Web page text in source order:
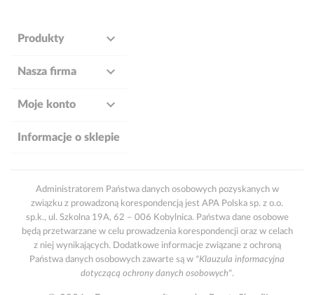
Produkty 
Nasza firma 
Moje konto 
Informacje o sklepie
Administratorem Państwa danych osobowych pozyskanych w
związku z prowadzoną korespondencją jest APA Polska sp. z o.o.
sp.k., ul. Szkolna 19A, 62 – 006 Kobylnica. Państwa dane osobowe
będą przetwarzane w celu prowadzenia korespondencji oraz w celach
z niej wynikających. Dodatkowe informacje związane z ochroną
Państwa danych osobowych zawarte są w "Klauzula informacyjna
dotyczącą ochrony danych osobowych".